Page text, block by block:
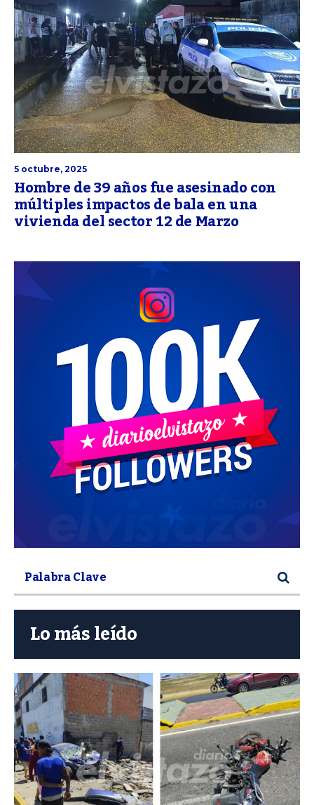
5 octubre, 2025
Hombre de 39 años fue asesinado con
múltiples impactos de bala en una
vivienda del sector 12 de Marzo
Lo más leído